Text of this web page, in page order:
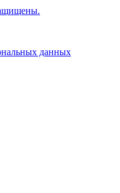
данных